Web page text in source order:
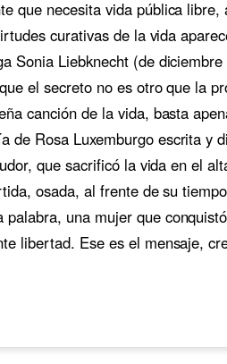
que necesita vida pública
curativas de la vida
Sonia Liebknecht (de
el secreto no es otro que la
canción de la vida, basta
de Rosa Luxemburgo escrita y
que sacrificó la vida en el
osada, al frente de su
palabra, una mujer que
libertad. Ese es el mensaje,